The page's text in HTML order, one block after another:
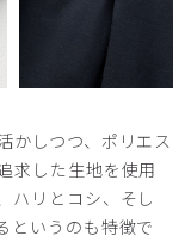
かしつつ、ポリエス
求した生地を使用
ハリとコシ、そし
というのも特徴で